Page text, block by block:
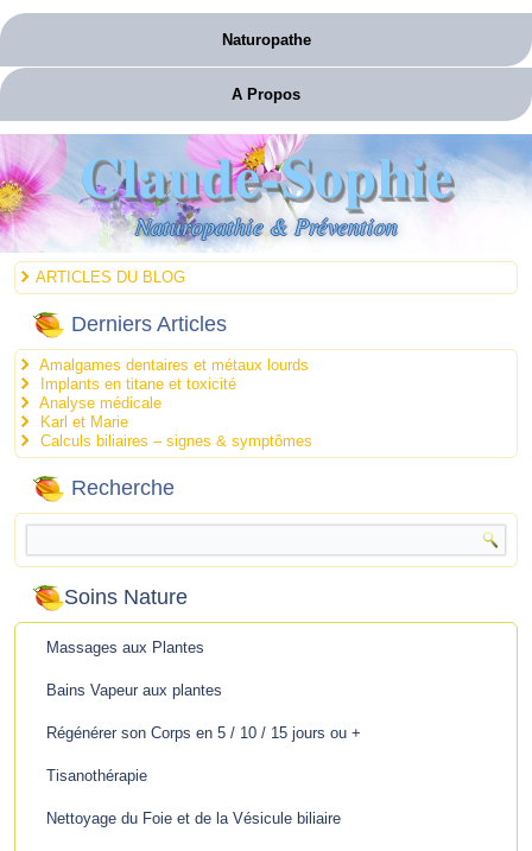
Naturopathe
A Propos
Claude-Sophie
Naturopathie & Prévention
ARTICLES DU BLOG
Derniers Articles
Amalgames dentaires et métaux lourds
Implants en titane et toxicité
Analyse médicale
Karl et Marie
Calculs biliaires – signes & symptômes
Recherche
Soins Nature
Massages aux Plantes
Bains Vapeur aux plantes
Régénérer son Corps en 5 / 10 / 15 jours ou +
Tisanothérapie
Nettoyage du Foie et de la Vésicule biliaire